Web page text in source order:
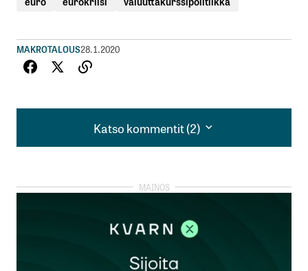
MAKROTALOUS28.1.2020
Katso kommentit (2)
Katso kommentit (2)
sellainen.